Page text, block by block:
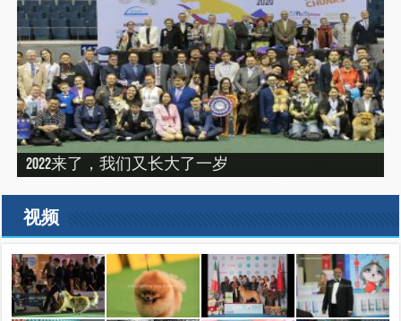
2022来了，我们又长大了一岁
建设专栏-2020年的冬天，俺们东北那场比赛
“震”撼之旅——2019印尼犬展之行（INDONEISA WINNER
SHOW 2019）
建设专栏-2019刚过一半，但是好像已经结束了。
2019美国143届西敏寺犬展随笔（三）
视频